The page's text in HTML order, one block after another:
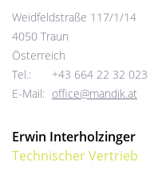
Weidfeldstraße 117/1/14
4050 Traun
Österreich
Tel.:
+43 664 22 32 023
E-Mail: office@mandik.at
Erwin Interholzinger
Technischer Vertrieb